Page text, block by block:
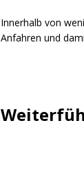
Innerhalb von
Anfahren und